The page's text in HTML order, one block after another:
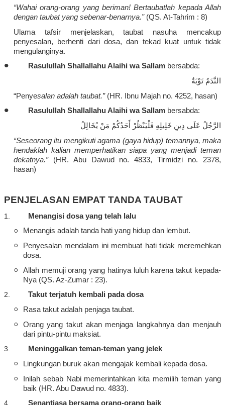
“Wahaiorang-orang yang beriman!Bertaubatlah kepadaAllah
dengan taubatyang sebenar-benarnya.” (QS. At-Tahrim : 8)
Ulama tafsir menjelaskan,taubat nasuha
mencakup
penyesalan, berhenti daridosa, dan tekad kuat untuk tidak
mengulanginya.
• Rasulullah ShallallahuAlaihi waSallam bersabda:
النَّدَمُ تَوْبَةٌ
“Penyesalan adalah taubat.” (HR. Ibnu Majah no. 4252, hasan)
• Rasulullah ShallallahuAlaihi waSallam bersabda:
الرَّجُلُ عَلَى دِينِ خَلِيلِهِ فَلْيَنْظُرْ أَحَدُكُمْ مَنْ يُخَالِلُ
“Seseorang itu mengikutiagama (gaya hidup) temannya,maka
hendaklahkalian memperhatikan siapa yangmenjadi teman
dekatnya.” (HR. Abu Dawud no. 4833,Tirmidzi no. 2378,
hasan)
PENJELASAN EMPAT TANDA TAUBAT
1. Menangisi dosa yang telah lalu
◦ Menangis adalah tanda hatiyang hidupdan lembut.
◦ Penyesalan mendalam ini membuat hati tidak meremehkan
dosa.
◦ Allah memujiorang yang hatinya luluh karena takut kepada-
Nya (QS. Az-Zumar : 23).
2.
Takut terjatuh kembali pada dosa
◦ Rasa takut adalah penjaga taubat.
◦ Orang yang takut akan menjaga langkahnyadan menjauh
dari pintu-pintu maksiat.
3.
Meninggalkan teman-teman yang jelek
◦ Lingkungan buruk akan mengajak kembali kepadadosa.
◦ Inilah sebabNabi memerintahkan kita memilih teman yang
baik (HR. Abu Dawud no. 4833).
4.
Senantiasa bersamaorang-orang baik